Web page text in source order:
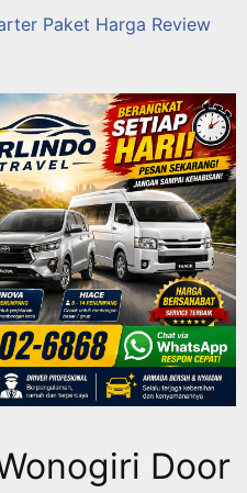
Paket Harga Review
Door